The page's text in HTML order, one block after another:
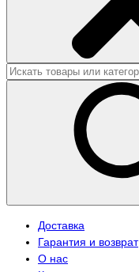
Доставка
Гарантия и возврат
О нас